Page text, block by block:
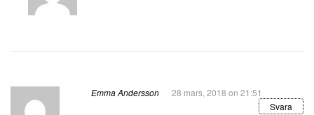
Emma Andersson
28 mars, 2018 on 21:51
Svara